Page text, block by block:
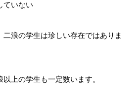
ていない
浪の学生は珍しい存在ではありま
上の学生も一定数います。